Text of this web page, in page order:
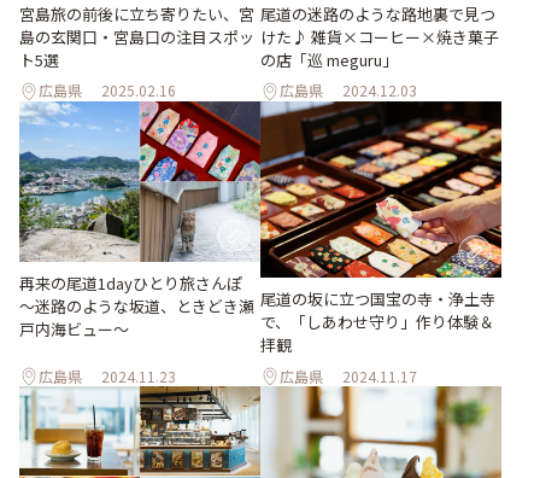
宮島旅の前後に立ち寄りたい、宮
島の玄関口・宮島口の注目スポッ
ト5選
広島県 2025.02.16
尾道の迷路のような路地裏で見つ
けた♪ 雑貨×コーヒー×焼き菓子
の店「巡 meguru」
広島県 2024.12.03
再来の尾道1dayひとり旅さんぽ
～迷路のような坂道、ときどき瀬
戸内海ビュー～
広島県 2024.11.23
尾道の坂に立つ国宝の寺・浄土寺
で、「しあわせ守り」作り体験＆
拝観
広島県 2024.11.17